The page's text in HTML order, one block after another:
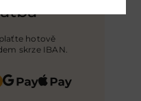
hotově
skrze IBAN.